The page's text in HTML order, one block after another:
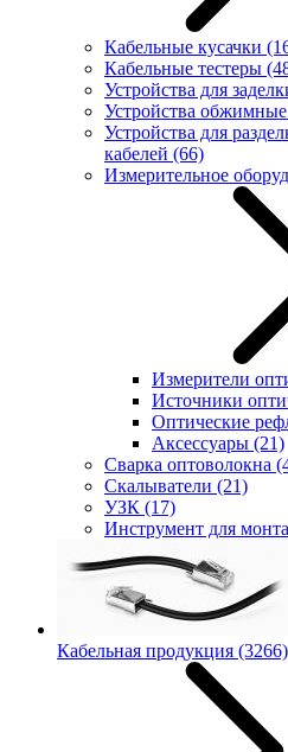
Кабельные кусачки
Кабельные тестеры
Устройства для
Устройства
Устройства для
кабелей (66)
Измерительное
Измерители
Источники
Оптические
Аксессуары (21)
Сварка оптоволокна
Скалыватели (21)
УЗК (17)
Инструмент для
Кабельная продукция (3266)